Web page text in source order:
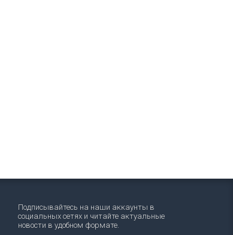
Подписывайтесь на наши аккаунты в
социальных сетях и читайте актуальные
новости в удобном формате.